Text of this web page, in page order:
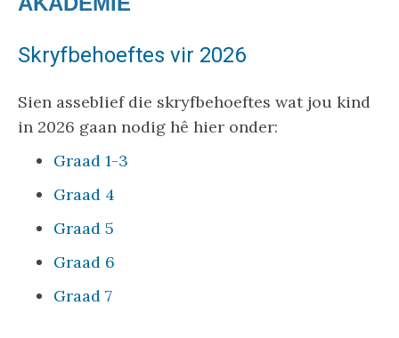
Skryfbehoeftes vir 2026
Sien asseblief die skryfbehoeftes wat jou kind
in 2026 gaan nodig hê hier onder:
Graad 1-3
Graad 4
Graad 5
Graad 6
Graad 7